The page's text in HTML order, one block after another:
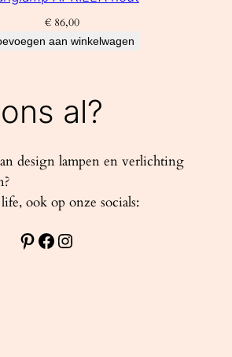
€ 86,00
aan winkelwagen
al?
design lampen en verlichting
ook op onze socials:
Pinterest Facebook Instagram